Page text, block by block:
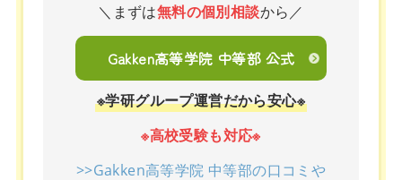
＼まずは無料の個別相談から／
Gakken高等学院 中等部 公式
※学研グループ運営だから安心※
※高校受験も対応※
>>Gakken高等学院 中等部の口コミや